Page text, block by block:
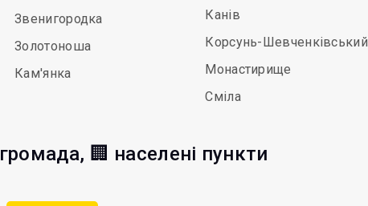
Звенигородка
Золотоноша
Кам'янка
Канів
Корсунь-Шевченківський
Монастирище
Сміла
громада, 🏢 населені пункти